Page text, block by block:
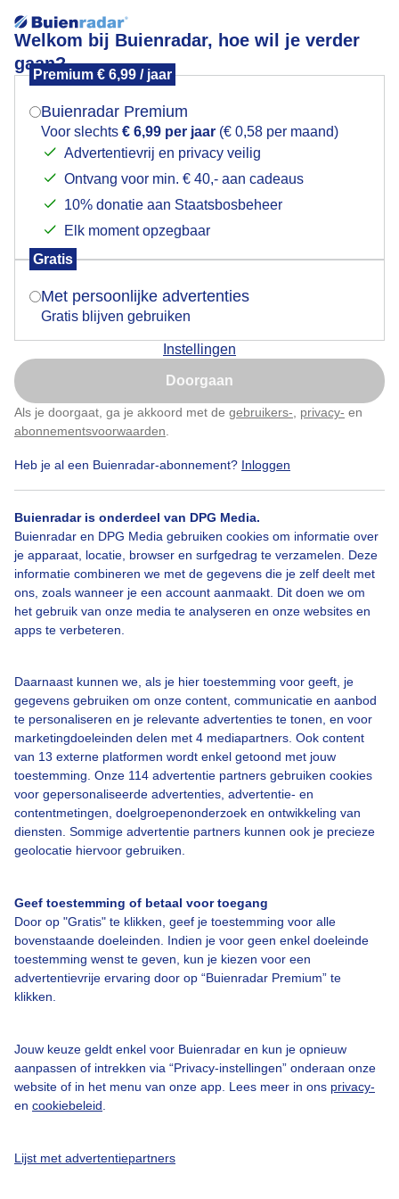
Welkom bij Buienradar, hoe wil je verder
gaan?
Premium € 6,99 / jaar
Buienradar Premium
Voor slechts € 6,99 per jaar (€ 0,58 per maand)
Advertentievrij en privacy veilig
Ontvang voor min. € 40,- aan cadeaus
10% donatie aan Staatsbosbeheer
Elk moment opzegbaar
Gratis
Met persoonlijke advertenties
Gratis blijven gebruiken
Instellingen
Doorgaan
Als je doorgaat, ga je akkoord met de gebruikers- privacy- en
abonnementsvoorwaarden
Heb je al een Buienradar-abonnement? Inloggen
Buienradar is onderdeel van DPG Media.
Buienradar en DPG Media gebruiken cookies om informatie over
je apparaat, locatie, browser en surfgedrag te verzamelen. Deze
informatie combineren we met de gegevens die je zelf deelt met
ons, zoals wanneer je een account aanmaakt. Dit doen we om
het gebruik van onze media te analyseren en onze websites en
apps te verbeteren.
Daarnaast kunnen we, als je hier toestemming voor geeft, je
gegevens gebruiken om onze content, communicatie en aanbod
te personaliseren en je relevante advertenties te tonen, en voor
marketingdoeleinden delen met 4 mediapartners. Ook content
van 13 externe platformen wordt enkel getoond met jouw
toestemming. Onze 114 advertentie partners gebruiken cookies
voor gepersonaliseerde advertenties, advertentie- en
contentmetingen, doelgroepenonderzoek en ontwikkeling van
diensten. Sommige advertentie partners kunnen ook je precieze
geolocatie hiervoor gebruiken.
Geef toestemming of betaal voor toegang
Door op "Gratis" te klikken, geef je toestemming voor alle
bovenstaande doeleinden. Indien je voor geen enkel doeleinde
toestemming wenst te geven, kun je kiezen voor een
advertentievrije ervaring door op “Buienradar Premium” te
klikken.
Jouw keuze geldt enkel voor Buienradar en kun je opnieuw
aanpassen of intrekken via “Privacy-instellingen” onderaan onze
website of in het menu van onze app. Lees meer in ons privacy-
en cookiebeleid
Lijst met advertentiepartners
zonsopkomst
Door: Piet Grim Gemaakt: 09-08-2025, 23x bekeken
Wolken Zonsopkomst
Bekijk slideshow
Over Buienradar
Bedrijfsgegevens
Contact
Toegankelijkheid
Gebruikersvoorwaarden
Adverteren
Privacy beleid
Cookie beleid
Mogen we je locatie gebruiken voor het
Indien je hier nog geen akkoord op hebt gegeven,
verschijnt er zo een pop-up uit je browser waarin
Is goed, toon de popup
Nu niet, misschien later
Klik hierom dit aan te passen